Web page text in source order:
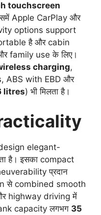
touchscreen
Apple CarPlay और
options support
है और cabin
family use के लिए।
charging,
ABS with EBD और
litres) भी मिलता है।
elegant-
है। इसका compact
प्रदान
से combined smooth
highway driving में
capacity लगभग 35